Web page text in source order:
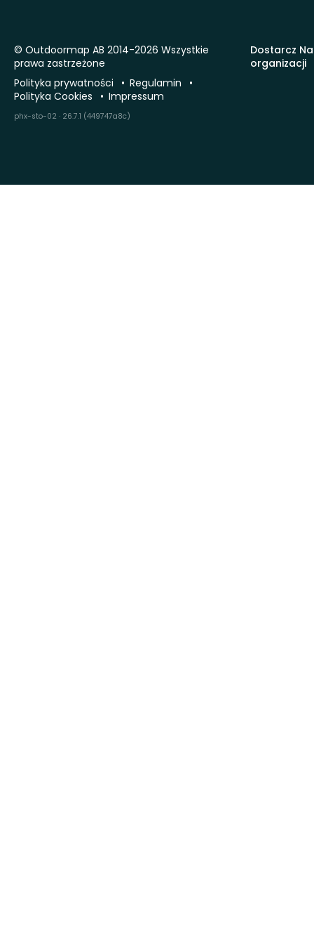
Dostarcz
organizacji
© Outdoormap AB 2014-2026 Wszystkie
prawa zastrzeżone
Polityka prywatności
Regulamin
Polityka Cookies
Impressum
phx-sto-02 · 26.7.1 (449747a8c)